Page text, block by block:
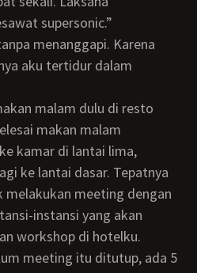
supersonic.”
aku tertidur dalam
makan malam
kamar di lantai lima,
ke lantai dasar. Tepatnya
meeting dengan
instansi yang akan
workshop di hotelku.